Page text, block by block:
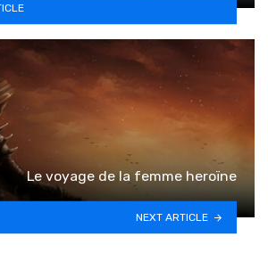
Le voyage de la femme heroïne
NEXT ARTICLE